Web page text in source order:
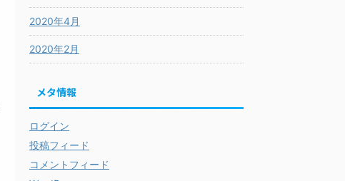
2020年4月
2020年2月
メタ情報
ログイン
投稿フィード
コメントフィード